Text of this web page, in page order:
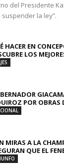
del Presidente
la ley”.
HACER EN
LOS
POR OBRAS
MIRAS A LA
QUE EL